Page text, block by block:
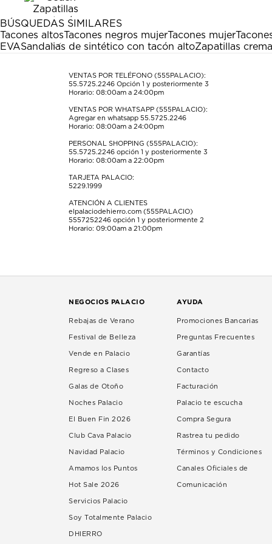
1
estrella
Esta
acción
abrirá
formulario
2
estrellas.
Esta
acción
abrirá
formulario
de
estrellas.
Esta
acción
abrirá
formulario
de
estrellas.
Esta
acción
abrirá
formulario
de
acción
abrirá
formulario
de
envío.
BÚSQUEDAS SIMILARES
Tacones altosTacones negros mujerTacones mujer
EVASandalias de sintético con tacón altoZapatillas crema
VENTAS POR TELÉFONO (555PALACIO):
55.5725.2246 Opción 1 y posteriormente 3
Horario: 08:00am a 24:00pm
VENTAS POR WHATSAPP (555PALACIO):
Agregar en whatsapp 55.5725.2246
Horario: 08:00am a 24:00pm
PERSONAL SHOPPING (555PALACIO):
55.5725.2246 opción 1 y posteriormente 3
Horario: 08:00am a 22:00pm
TARJETA PALACIO:
5229.1999
ATENCIÓN A CLIENTES
elpalaciodehierro.com (555PALACIO)
5557252246 opción 1 y posteriormente 2
Horario: 09:00am a 21:00pm
NEGOCIOS PALACIO
Rebajas de Verano
Festival de Belleza
Vende en Palacio
Regreso a Clases
Galas de Otoño
Noches Palacio
El Buen Fin 2026
Club Cava Palacio
Navidad Palacio
Amamos los Puntos
Hot Sale 2026
Servicios Palacio
Soy Totalmente Palacio
DHIERRO
AYUDA
Promociones Bancarias
Preguntas Frecuentes
Garantías
Contacto
Facturación
Palacio te escucha
Compra Segura
Rastrea tu pedido
Términos y Condiciones
Canales Oficiales de
Comunicación